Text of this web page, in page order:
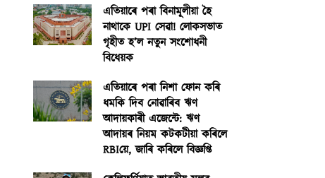
এতিয়াৰে পৰা বিনামূলীয়া হৈ
নাথাকে UPI সেৱা! লোকসভাত
গৃহীত হ’ল নতুন সংশোধনী
বিধেয়ক
এতিয়াৰে পৰা নিশা ফোন কৰি
ধমকি দিব নোৱাৰিব ঋণ
আদায়কাৰী এজেন্টে: ঋণ
আদায়ৰ নিয়ম কটকটীয়া কৰিলে
RBIয়ে, জাৰি কৰিলে বিজ্ঞপ্তি